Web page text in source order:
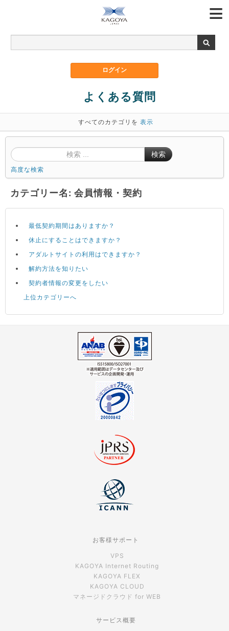
よくある質問
すべてのカテゴリを 表示
検索
高度な検索
カテゴリー名: 会員情報・契約
最低契約期間はありますか？
休止にすることはできますか？
アダルトサイトの利用はできますか？
解約方法を知りたい
契約者情報の変更をしたい
上位カテゴリーへ
お客様サポート
VPS
KAGOYA Internet Routing
KAGOYA FLEX
KAGOYA CLOUD
マネージドクラウド for WEB
サービス概要